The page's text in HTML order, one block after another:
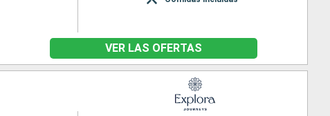
VER LAS OFERTAS